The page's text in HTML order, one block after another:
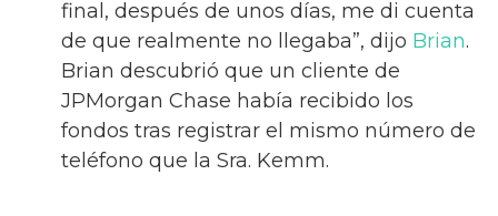
final, después de unos días, me di cuenta
de que realmente no llegaba”, dijo Brian.
Brian descubrió que un cliente de
JPMorgan Chase había recibido los
fondos tras registrar el mismo número de
teléfono que la Sra. Kemm.